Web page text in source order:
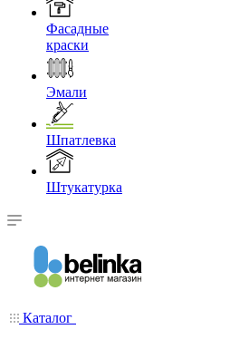
Фасадные
краски
Эмали
Шпатлевка
Штукатурка
Каталог